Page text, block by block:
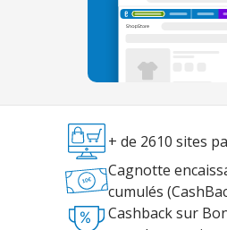
+ de 2610 sites
Cagnotte
cumulés
Cashback sur